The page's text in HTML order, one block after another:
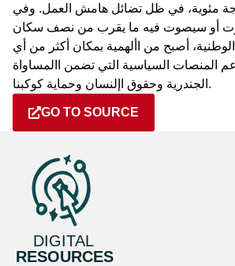
دون 1.5 درجة مئوية، في ظل تضائل هامش العمل. وفي
الذي صوت أو سيصوت فيه ما يقرب من نصف سكان
الوطنية، أصبح من األهمية بمكان أكثر من أي
السياسية التي تضمن االمساواة
الجندرية وحقوق اإلنسان وحماية كوكبنا.
GO TO SOURCE
DIGITAL
RESOURCES